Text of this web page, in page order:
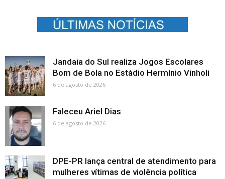
Jandaia do Sul realiza Jogos Escolares
Bom de Bola no Estádio Hermínio Vinholi
6 de agosto de 2026
Faleceu Ariel Dias
6 de agosto de 2026
DPE-PR lança central de atendimento para
mulheres vítimas de violência política